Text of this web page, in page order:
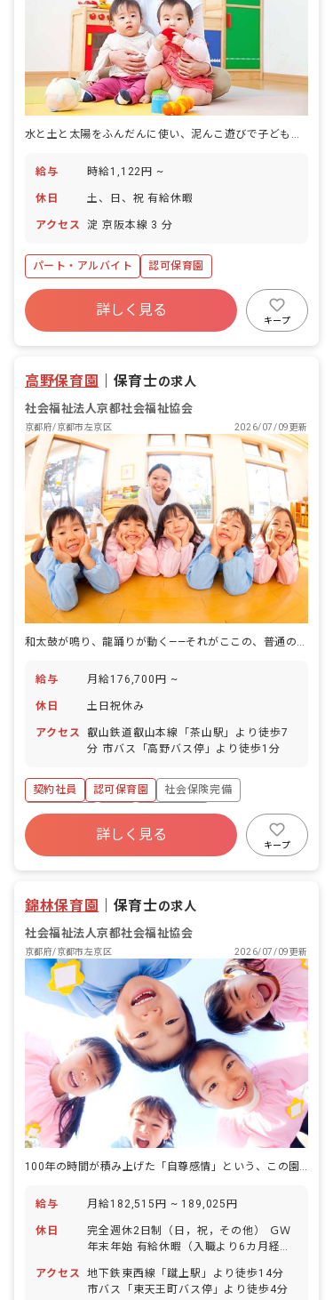
水と土と太陽をふんだんに使い、泥んこ遊びで子どもの育ちを支える保育園です。
給与 時給1,122円 ~
休日 土、日、祝 有給休暇
アクセス 淀 京阪本線 3 分
パート・アルバイト 認可保育園
詳しく見る
キープ
高野保育園 保育士の求人
社会福祉法人京都社会福祉協会
京都府/京都市左京区 2026/07/09更新
和太鼓が鳴り、龍踊りが動く——それがここの、普通の午後だ
給与 月給176,700円 ~
休日 土日祝休み
アクセス
叡山鉄道叡山本線「茶山駅」より徒歩7
分 市バス「高野バス停」より徒歩1分
契約社員 認可保育園
社会保険完備
土日祝休み
有給
残業少なめ
社会福祉法人詳しく見る
キープ
錦林保育園 保育士の求人
社会福祉法人京都社会福祉協会
京都府/京都市左京区 2026/07/09更新
100年の時間が積み上げた「自尊感情」という、この園の信念
給与 月給182,515円 ~ 189,025円
休日
完全週休2日制（日，祝，その他） ＧＷ
年末年始 有給休暇（入職より6カ月経過
り
アクセス
地下鉄東西線「蹴上駅」より徒歩14分
市バス「東天王町バス停」より徒歩4分